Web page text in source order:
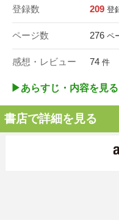
登録数 209 登
ページ数 276 ペ
感想・レビュー 74 件
▶︎あらすじ・内容を見る
書店で詳細を見る